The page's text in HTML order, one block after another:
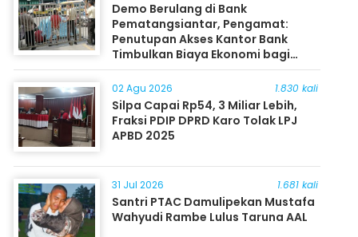
Demo Berulang di Bank
Pematangsiantar, Pengamat:
Penutupan Akses Kantor Bank
Timbulkan Biaya Ekonomi bagi
Masyarakat
02 Agu 2026 1.830 kali
Silpa Capai Rp54, 3 Miliar Lebih,
Fraksi PDIP DPRD Karo Tolak LPJ
APBD 2025
31 Jul 2026 1.681 kali
Santri PTAC Damulipekan Mustafa
Wahyudi Rambe Lulus Taruna AAL